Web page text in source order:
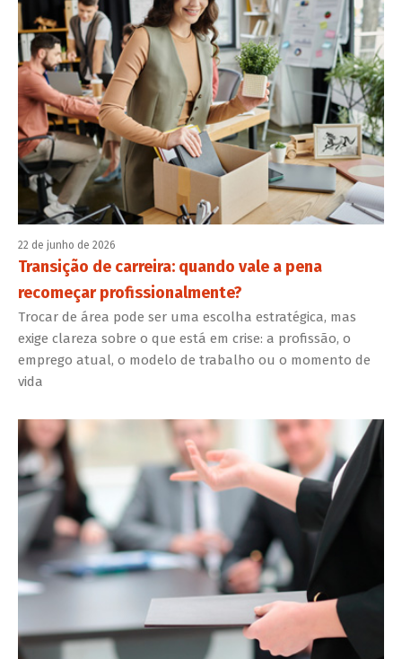
22 de junho de 2026
Transição de carreira: quando vale a pena
recomeçar profissionalmente?
Trocar de área pode ser uma escolha estratégica, mas
exige clareza sobre o que está em crise: a profissão, o
emprego atual, o modelo de trabalho ou o momento de
vida